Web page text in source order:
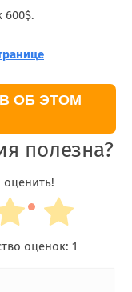
600$.
ОБ ЭТОМ
полезна?
оценить!
оценок: 1